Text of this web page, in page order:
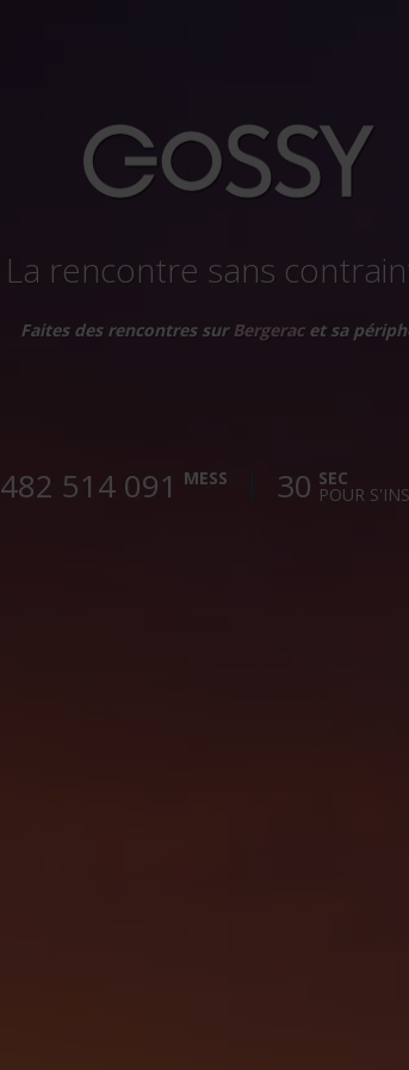
La rencontre sans
Faites des rencontres surBergeracet sa
482 514 094 MESS 30 SEC
POUR